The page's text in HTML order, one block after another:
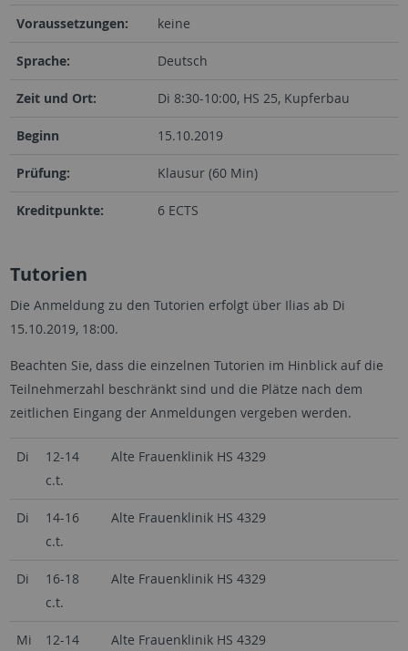
Voraussetzungen: keine
Sprache: Deutsch
Zeit und Ort: Di 8:30-10:00, HS 25, Kupferbau
Beginn 15.10.2019
Prüfung: Klausur (60 Min)
Kreditpunkte: 6 ECTS
Tutorien
Die Anmeldung zu den Tutorien erfolgt über Ilias ab Di
15.10.2019, 18:00.
Beachten Sie, dass die einzelnen Tutorien im Hinblick auf die
Teilnehmerzahl beschränkt sind und die Plätze nach dem
zeitlichen Eingang der Anmeldungen vergeben werden.
Di
12-14
c.t.
Alte Frauenklinik HS 4329
Di
14-16
c.t.
Alte Frauenklinik HS 4329
Di
16-18
c.t.
Alte Frauenklinik HS 4329
Mi
12-14
Alte Frauenklinik HS 4329